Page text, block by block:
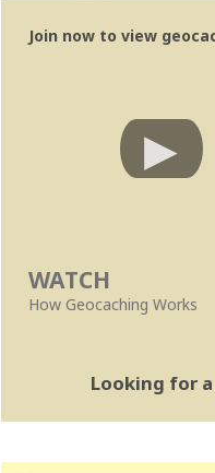
Join now to view
WATCH
How Geocaching Works
Looking for